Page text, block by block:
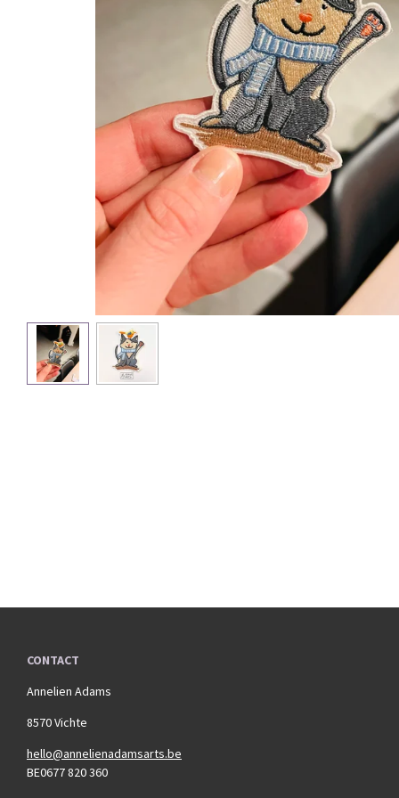
CONTACT
Annelien Adams
8570 Vichte
hello@annelienadamsarts.be
BE0677 820 360